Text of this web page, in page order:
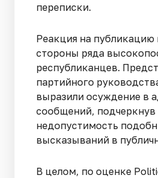
переписки.
Реакция на публикацию
стороны ряда
республиканцев.
партийного
выразили осуждение в
сообщений, подчеркнув
недопустимость
высказываний в
В целом, по оценке